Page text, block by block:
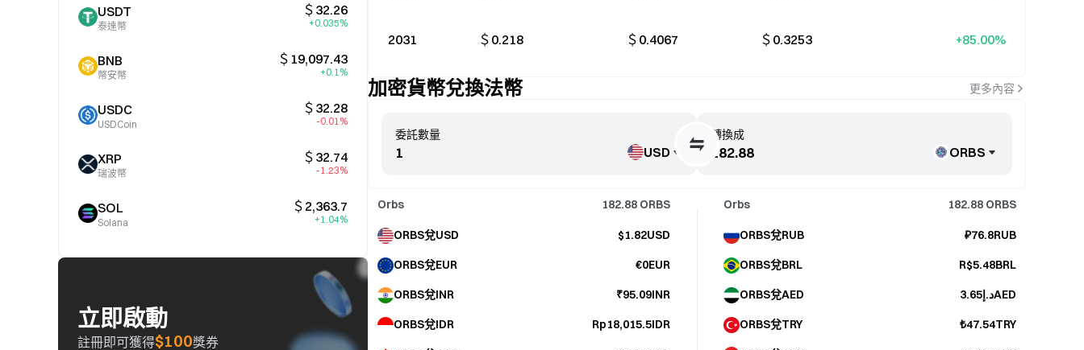
USDT
泰達幣
＄32.26
+0.035%
BNB
幣安幣
＄19,097.43
+0.1%
USDC
USDCoin
＄32.28
-0.01%
XRP
瑞波幣
＄32.74
-1.23%
SOL
Solana
＄2,363.7
+1.04%
立即啟動
註冊即可獲得$100獎券
2031 ＄0.218 ＄0.4067 ＄0.3253 +85.00%
加密貨幣兌換法幣 更多內容
轉換成
ORBS
委託數量
USD
Orbs 182.88 ORBS
ORBS兌USD $1.82USD
ORBS兌EUR €0EUR
ORBS兌INR ₹95.09INR
ORBS兌IDR Rp18,015.5IDR
Orbs 182.88 ORBS
ORBS兌RUB ₽76.8RUB
ORBS兌BRL R$5.48BRL
ORBS兌AED د.إ3.65AED
ORBS兌TRY ₺47.54TRY